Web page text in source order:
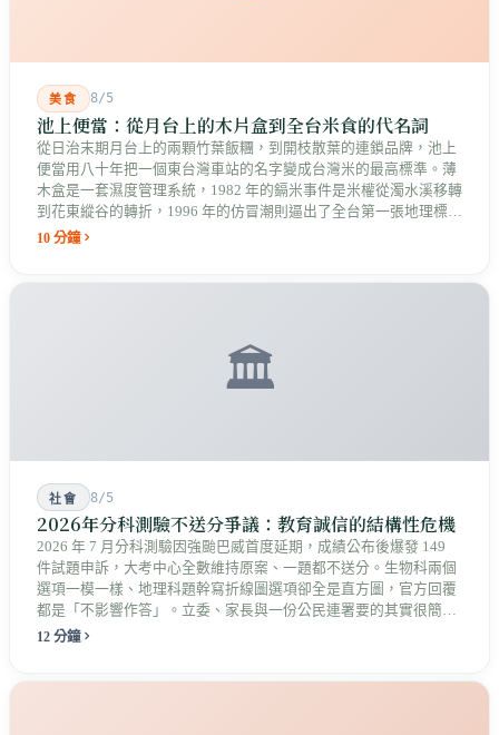
美食 8/5
池上便當：從月台上的木片盒到全台米食的代名詞
從日治末期月台上的兩顆竹葉飯糰，到開枝散葉的連鎖品牌，池上
便當用八十年把一個東台灣車站的名字變成台灣米的最高標準。薄
木盒是一套濕度管理系統，1982 年的鎘米事件是米權從濁水溪移轉
到花東縱谷的轉折，1996 年的仿冒潮則逼出了全台第一張地理標誌
證明標章。
10 分鐘
🏛️
社會 8/5
2026年分科測驗不送分爭議：教育誠信的結構性危機
2026 年 7 月分科測驗因強颱巴威首度延期，成績公布後爆發 149
件試題申訴，大考中心全數維持原案、一題都不送分。生物科兩個
選項一模一樣、地理科題幹寫折線圖選項卻全是直方圖，官方回覆
都是「不影響作答」。立委、家長與一份公民連署要的其實很簡
單：拿出能被檢驗的依據，而不只是一句結論。
12 分鐘